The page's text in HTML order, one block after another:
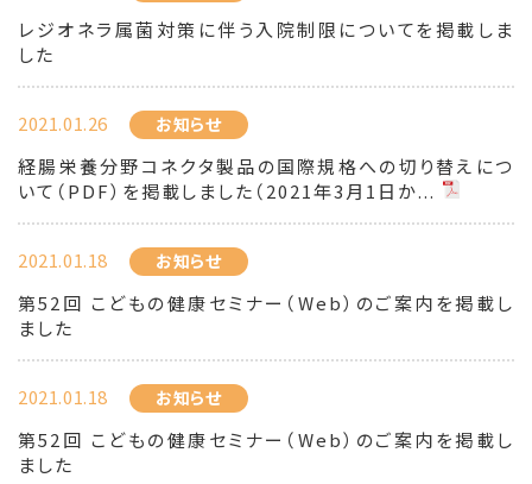
レジオネラ属菌対策に伴う入院制限についてを掲載しま
した
2021.01.26 お知らせ
経腸栄養分野コネクタ製品の国際規格への切り替えにつ
いて（PDF）を掲載しました（2021年3月1日か...
2021.01.18 お知らせ
第52回 こどもの健康セミナー（Web）のご案内を掲載し
ました
2021.01.18 お知らせ
第52回 こどもの健康セミナー（Web）のご案内を掲載し
ました